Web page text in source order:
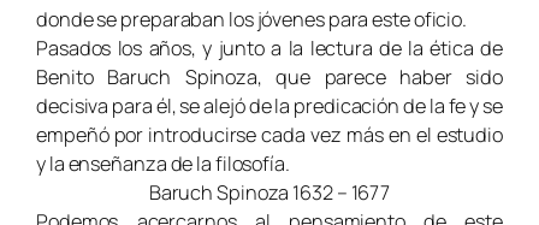
donde se preparaban los jóvenes para este oficio.
Pasados los años, y junto a la lectura de la ética de
Benito Baruch Spinoza, que parece haber sido
decisiva para él, se alejó de la predicación de la fe y se
empeñó por introducirse cada vez más en el estudio
y la enseñanza de la filosofía.
Baruch Spinoza 1632 – 1677